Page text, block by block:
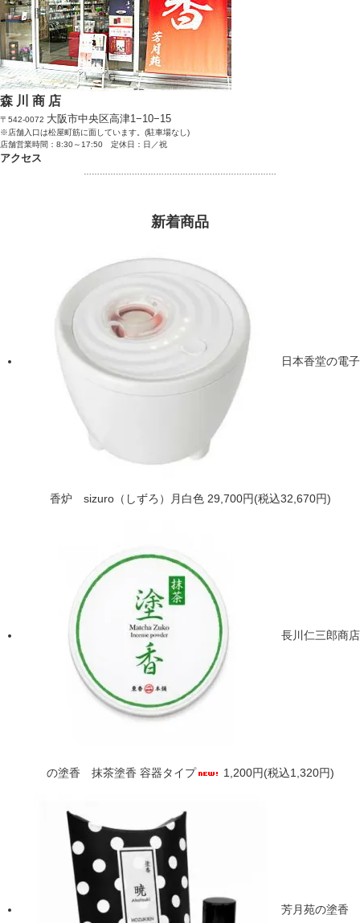
森 川 商 店
〒542-0072 大阪市中央区高津1−10−15
※店舗入口は松屋町筋に面しています。(駐車場なし)
店舗営業時間：8:30～17:50 定休日：日／祝
アクセス
新着商品
日本香堂の電子
香炉 sizuro（しずろ）月白色 29,700円(税込32,670円)
長川仁三郎商店
の塗香 抹茶塗香 容器タイプ 1,200円(税込1,320円)
芳月苑の塗香